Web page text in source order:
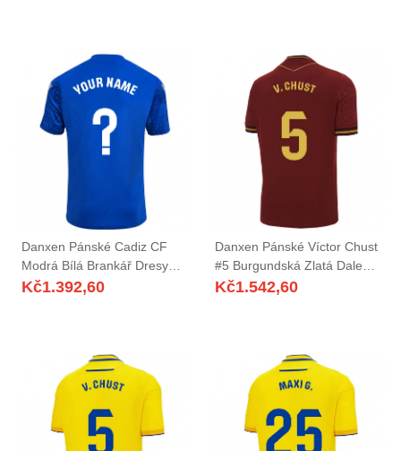
Danxen Pánské Cadiz CF
Modrá Bílá Brankář Dresy
2025/26 Dres
Kč1.392,60
Danxen Pánské Víctor Chust
#5 Burgundská Zlatá Daleko
Hráčské Dresy 2025/26 Dres
Kč1.542,60